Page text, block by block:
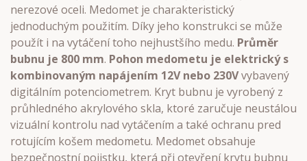
nerezové oceli. Medomet je charakteristický
jednoduchým použitím. Díky jeho konstrukci se může
použít i na vytáčení toho nejhustšího medu. Průměr
bubnu je 800 mm. Pohon medometu je elektrický s
kombinovaným napájením 12V nebo 230Vvybavený
digitálním potenciometrem. Kryt bubnu je vyrobený z
průhledného akrylového skla, ktoré zaručuje neustálou
vizuální kontrolu nad vytáčením a také ochranu pred
rotujícím košem medometu. Medomet obsahuje
bezpečnostní pojistku, která při otevření krytu bubnu